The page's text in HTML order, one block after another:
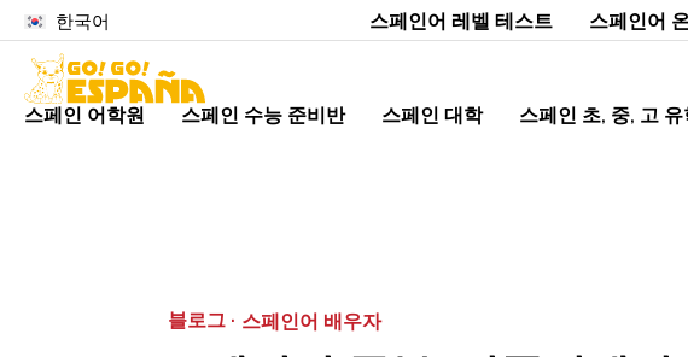
한국어 스페인어 레벨 테스트 스페인어
스페인 어학원 스페인 수능 준비반 스페인 대학 스페인 초, 중, 고 유
블로그 · 스페인어 배우자